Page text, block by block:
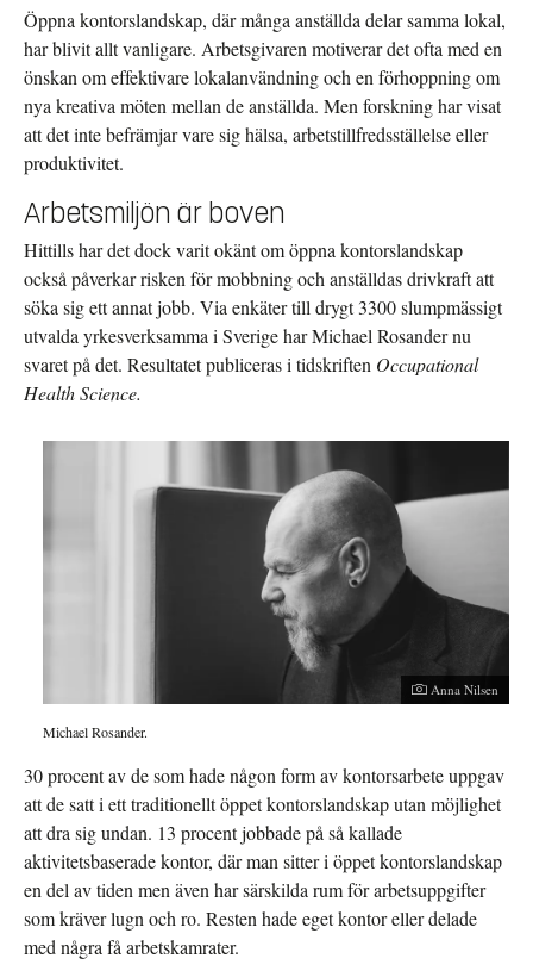
Öppna kontorslandskap, där många anställda delar samma lokal,
har blivit allt vanligare. Arbetsgivaren motiverar det ofta med en
önskan om effektivare lokalanvändning och en förhoppning om
nya kreativa möten mellan de anställda. Men forskning har visat
att det inte befrämjar vare sig hälsa, arbetstillfredsställelse eller
produktivitet.
Arbetsmiljön är boven
Hittills har det dock varit okänt om öppna kontorslandskap
också påverkar risken för mobbning och anställdas drivkraft att
söka sig ett annat jobb. Via enkäter till drygt 3300 slumpmässigt
utvalda yrkesverksamma i Sverige har Michael Rosander nu
svaret på det. Resultatet publiceras i tidskriften Occupational
Health Science.
Anna Nilsen
Michael Rosander.
30 procent av de som hade någon form av kontorsarbete uppgav
att de satt i ett traditionellt öppet kontorslandskap utan möjlighet
att dra sig undan. 13 procent jobbade på så kallade
aktivitetsbaserade kontor, där man sitter i öppet kontorslandskap
en del av tiden men även har särskilda rum för arbetsuppgifter
som kräver lugn och ro. Resten hade eget kontor eller delade
med några få arbetskamrater.